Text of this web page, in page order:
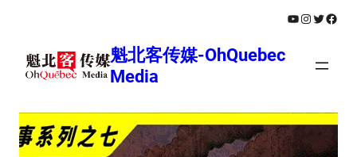
YouTube
Instagram
Twitter
魁北客传媒-OhQuebec
Media